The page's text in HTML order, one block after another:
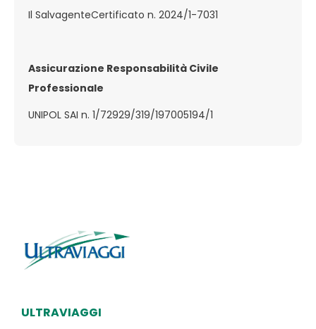
Il SalvagenteCertificato n. 2024/1-7031
Assicurazione Responsabilità Civile
Professionale
UNIPOL SAI n. 1/72929/319/197005194/1
ULTRAVIAGGI